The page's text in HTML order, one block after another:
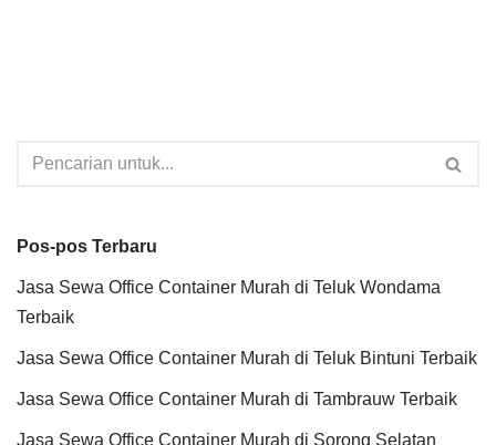
Pos-pos Terbaru
Jasa Sewa Office Container Murah di Teluk Wondama
Terbaik
Jasa Sewa Office Container Murah di Teluk Bintuni Terbaik
Jasa Sewa Office Container Murah di Tambrauw Terbaik
Jasa Sewa Office Container Murah di Sorong Selatan